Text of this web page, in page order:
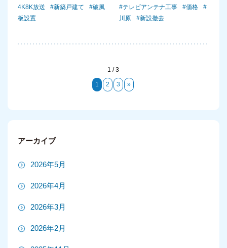
4K8K放送
新築戸建て
破風
板設置
テレビアンテナ工事
価格
川原
新設撤去
1 / 3
1 2 3 »
アーカイブ
2026年5月
2026年4月
2026年3月
2026年2月